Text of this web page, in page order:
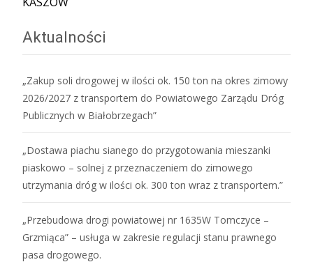
Aktualności
„Zakup soli drogowej w ilości ok. 150 ton na okres zimowy
2026/2027 z transportem do Powiatowego Zarządu Dróg
Publicznych w Białobrzegach”
„Dostawa piachu sianego do przygotowania mieszanki
piaskowo – solnej z przeznaczeniem do zimowego
utrzymania dróg w ilości ok. 300 ton wraz z transportem.”
„Przebudowa drogi powiatowej nr 1635W Tomczyce –
Grzmiąca” – usługa w zakresie regulacji stanu prawnego
pasa drogowego.